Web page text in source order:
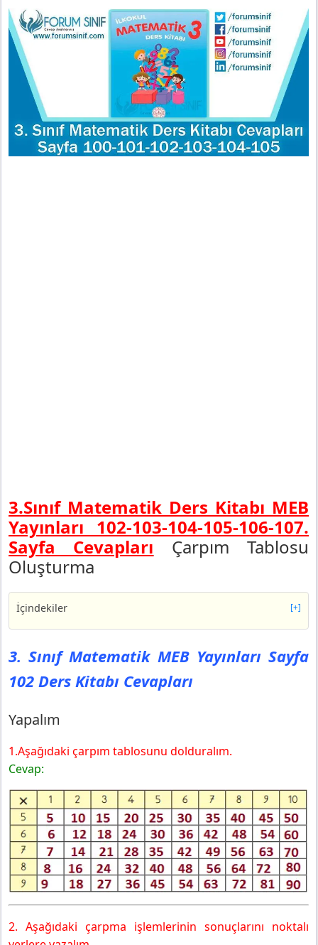
3.Sınıf Matematik Ders Kitabı MEB
Yayınları 102-103-104-105-106-107.
Sayfa Cevapları Çarpım Tablosu
Oluşturma
İçindekiler [+]
3. Sınıf Matematik MEB Yayınları Sayfa 102 Ders Kitabı
Yapalım
3. Sınıf Matematik MEB Yayınları Sayfa 104 Ders Kitabı
3. Sınıf Matematik MEB Yayınları Sayfa 105 Ders Kitabı
Yapalım
3. Sınıf Matematik MEB Yayınları Sayfa 106 Ders Kitabı
ETKİNLİK
3. Sınıf Matematik MEB Yayınları Sayfa 107 Ders Kitabı
Cevapları
Yapalım
3. Sınıf Matematik Ders Kitabı 102-103-104-105-106-
107. Sayfa Cevapları MEB Yayınları 2025-2026
3. Sınıf Matematik MEB Yayınları Sayfa
102 Ders Kitabı Cevapları
Yapalım
1.Aşağıdaki çarpım tablosunu dolduralım.
Cevap:
2. Aşağıdaki çarpma işlemlerinin sonuçlarını noktalı